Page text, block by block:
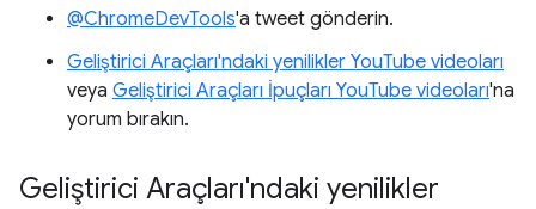
@ChromeDevTools'a tweet gönderin.
Geliştirici Araçları'ndaki yenilikler YouTube videoları
veya Geliştirici Araçları İpuçları YouTube videoları'na
yorum bırakın.
Geliştirici Araçları'ndaki yenilikler